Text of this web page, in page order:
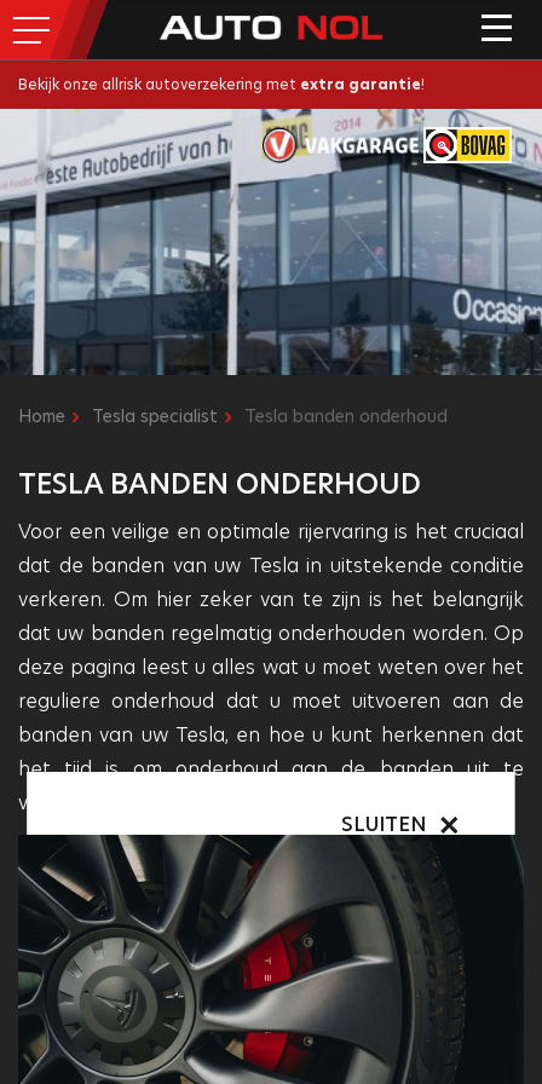
Bekijk onze allrisk autoverzekering met extra garantie!
Home Tesla specialist Tesla banden onderhoud
TESLA BANDEN ONDERHOUD
Voor een veilige en optimale rijervaring is het cruciaal
dat de banden van uw Tesla in uitstekende conditie
verkeren. Om hier zeker van te zijn is het belangrijk
dat uw banden regelmatig onderhouden worden. Op
deze pagina leest u alles wat u moet weten over het
reguliere onderhoud dat u moet uitvoeren aan de
banden van uw Tesla, en hoe u kunt herkennen dat
het tijd is om onderhoud aan de banden uit te
voeren.
SLUITEN
Het Vakgarage logois een
keurmerk voor professionele,
gecertificeerde autogarages in
Nederland. Het is bedoeld om te
SLUITEN
Bovagis een afkorting voor de
Brancheorganisatie Vrije
Autobedrijven Garantiefonds.